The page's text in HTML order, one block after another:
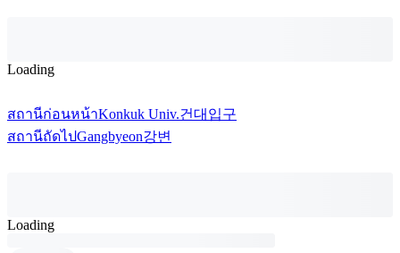
Loading
สถานีก่อนหน้าKonkuk Univ.건대입구
สถานีถัดไปGangbyeon강변
Loading